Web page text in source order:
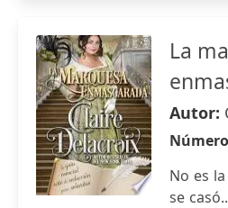
La
Autor:
No es
se